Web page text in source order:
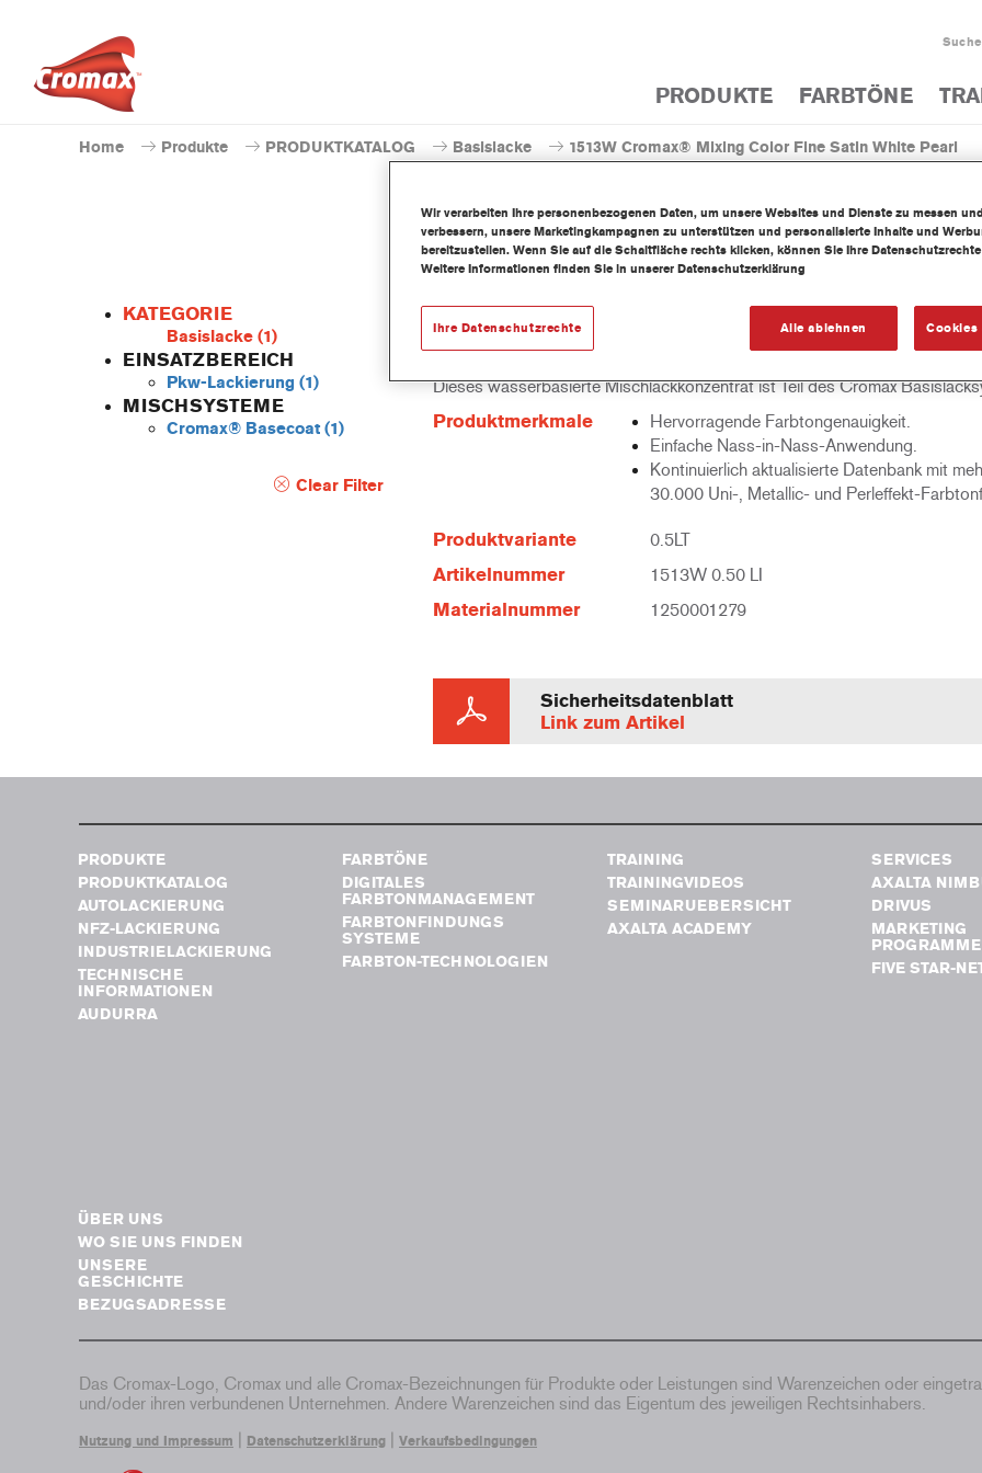
Suche
PRODUKTE FARBTÖNE
Home Produkte PRODUKTKATALOG Basislacke 1513W Cromax® Mixing Color Fine Satin White Pearl
KATEGORIE
Basislacke (1)
EINSATZBEREICH
Pkw-Lackierung (1)
MISCHSYSTEME
Cromax® Basecoat (1)
Clear Filter
1513W Cromax® Mixing
Dieses wasserbasierte Mischlackkonzentrat ist Teil des Cromax
Produktmerkmale
Hervorragende Farbtongenauigkeit.
Einfache Nass-in-Nass-Anwendung.
Kontinuierlich aktualisierte Datenbank mit
30.000 Uni-, Metallic- und Perleffekt-
Produktvariante 0.5LT
Artikelnummer 1513W 0.50 LI
Materialnummer 1250001279
Sicherheitsdatenblatt
Link zum Artikel
PRODUKTE
PRODUKTKATALOG
AUTOLACKIERUNG
NFZ-LACKIERUNG
INDUSTRIELACKIERUNG
TECHNISCHE
INFORMATIONEN
AUDURRA
FARBTÖNE
DIGITALES
FARBTONMANAGEMENT
FARBTONFINDUNGS
SYSTEME
FARBTON-TECHNOLOGIEN
TRAINING
TRAININGVIDEOS
SEMINARUEBERSICHT
AXALTA ACADEMY
SERVICES
AXALTA
DRIVUS
MARKETING
FIVE STAR-
ÜBER UNS
WO SIE UNS FINDEN
UNSERE
GESCHICHTE
BEZUGSADRESSE
Das Cromax-Logo, Cromax und alle Cromax-Bezeichnungen für Produkte oder Leistungen sind Warenzeichen oder
und/oder ihren verbundenen Unternehmen. Andere Warenzeichen sind das Eigentum des jeweiligen Rechtsinhabers.
Nutzung und Impressum Datenschutzerklärung Verkaufsbedingungen
Wir verarbeiten Ihre personenbezogenen Daten, um unsere Websites und Dienste zu messen
verbessern, unsere Marketingkampagnen zu unterstützen und personalisierte Inhalte und
bereitzustellen. Wenn Sie auf die Schaltfläche rechts klicken, können Sie Ihre
Weitere Informationen finden Sie in unserer Datenschutzerklärung
Alle ablehnen Cookies
Ihre Datenschutzrechte